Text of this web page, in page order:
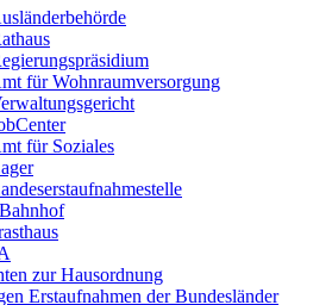
für Wohnraumversorgung
für Soziales
zur Hausordnung
Erstaufnahmen der Bundesländer